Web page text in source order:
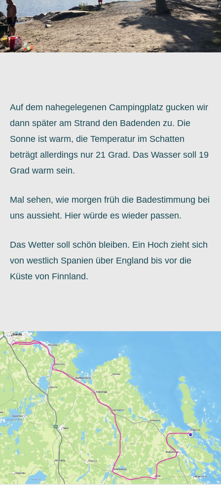
Auf dem nahegelegenen Campingplatz gucken wir
dann später am Strand den Badenden zu. Die
Sonne ist warm, die Temperatur im Schatten
beträgt allerdings nur 21 Grad. Das Wasser soll 19
Grad warm sein.
Mal sehen, wie morgen früh die Badestimmung bei
uns aussieht. Hier würde es wieder passen.
Das Wetter soll schön bleiben. Ein Hoch zieht sich
von westlich Spanien über England bis vor die
Küste von Finnland.